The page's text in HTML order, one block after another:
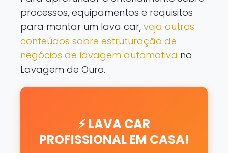
processos, equipamentos e requisitos
para montar um lava car, veja outros
conteúdos sobre estruturação de
negócios de lavagem automotiva no
Lavagem de Ouro.
⚡ LAVA CAR
PROFISSIONAL EM CASA!